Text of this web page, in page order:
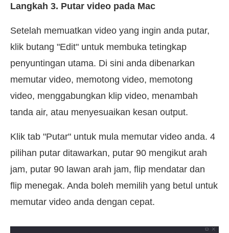
Langkah 3. Putar video pada Mac
Setelah memuatkan video yang ingin anda putar,
klik butang "Edit" untuk membuka tetingkap
penyuntingan utama. Di sini anda dibenarkan
memutar video, memotong video, memotong
video, menggabungkan klip video, menambah
tanda air, atau menyesuaikan kesan output.
Klik tab "Putar" untuk mula memutar video anda. 4
pilihan putar ditawarkan, putar 90 mengikut arah
jam, putar 90 lawan arah jam, flip mendatar dan
flip menegak. Anda boleh memilih yang betul untuk
memutar video anda dengan cepat.